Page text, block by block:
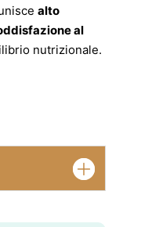
alto
al
nutrizionale.